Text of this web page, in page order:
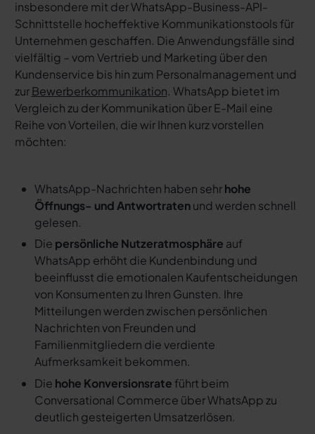
insbesondere mit der WhatsApp-Business-API-
Schnittstelle hocheffektive Kommunikationstools für
Unternehmen geschaffen. Die Anwendungsfälle sind
vielfältig – vom Vertrieb und Marketing über den
Kundenservice bis hin zum Personalmanagement und
zurBewerberkommunikation. WhatsApp bietet im
Vergleich zu der Kommunikation über E-Mail eine
Reihe von Vorteilen, die wir Ihnen kurz vorstellen
möchten:
WhatsApp-Nachrichten haben sehrhohe
Öffnungs- und Antwortratenund werden schnell
gelesen.
Die persönliche Nutzeratmosphäre auf
WhatsApp erhöht die Kundenbindung und
beeinflusst die emotionalen Kaufentscheidungen
von Konsumenten zu Ihren Gunsten. Ihre
Mitteilungen werden zwischen persönlichen
Nachrichten von Freunden und
Familienmitgliedern die verdiente
Aufmerksamkeit bekommen.
Die hohe Konversionsrate führt beim
Conversational Commerce über WhatsApp zu
deutlich gesteigerten Umsatzerlösen.